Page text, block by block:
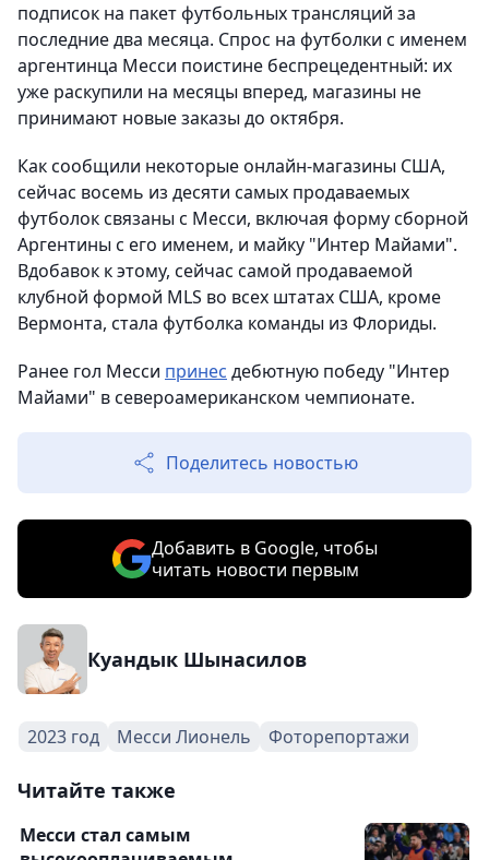
подписок на пакет футбольных трансляций за
последние два месяца. Спрос на футболки с именем
аргентинца Месси поистине беспрецедентный: их
уже раскупили на месяцы вперед, магазины не
принимают новые заказы до октября.
Как сообщили некоторые онлайн-магазины США,
сейчас восемь из десяти самых продаваемых
футболок связаны с Месси, включая форму сборной
Аргентины с его именем, и майку "Интер Майами".
Вдобавок к этому, сейчас самой продаваемой
клубной формой MLS во всех штатах США, кроме
Вермонта, стала футболка команды из Флориды.
Ранее гол Месси принес дебютную победу "Интер
Майами" в североамериканском чемпионате.
Поделитесь новостью
Добавить в Google, чтобы
читать новости первым
Куандык Шынасилов
2023 год Месси Лионель Фоторепортажи
Читайте также
Месси стал самым